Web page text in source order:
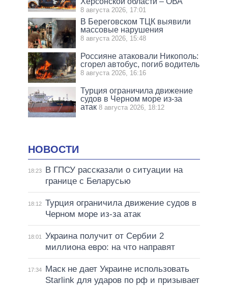
8 августа 2026, 17:01
В Береговском ТЦК выявили
массовые нарушения
8 августа 2026, 15:48
Россияне атаковали Никополь:
сгорел автобус, погиб водитель
8 августа 2026, 16:16
Турция ограничила движение
судов в Черном море из-за
атак 8 августа 2026, 18:12
НОВОСТИ
18:23
В ГПСУ рассказали о ситуации на
границе с Беларусью
18:12 Турция ограничила движение судов в
Черном море из-за атак
18:01
Украина получит от Сербии 2
миллиона евро: на что направят
17:34
Маск не дает Украине использовать
Starlink для ударов по рф и призывает